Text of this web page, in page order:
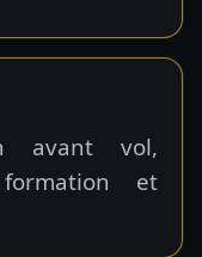
avant vol,
et